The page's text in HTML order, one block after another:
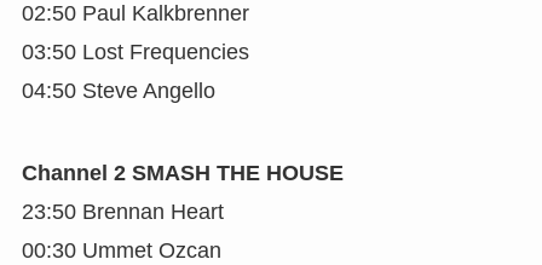
02:50 Paul Kalkbrenner
03:50 Lost Frequencies
04:50 Steve Angello
Channel 2 SMASH THE HOUSE
23:50 Brennan Heart
00:30 Ummet Ozcan